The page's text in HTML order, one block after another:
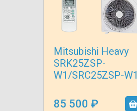
Mitsubishi Heavy
SRK25ZSP-
W1/SRC25ZSP-W1
85 500